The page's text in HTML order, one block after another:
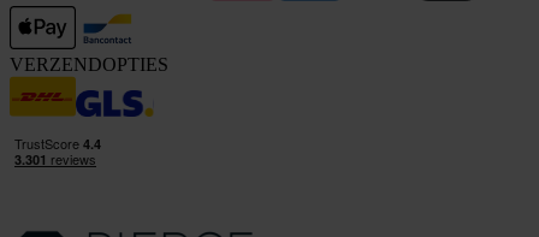
VERZENDOPTIES